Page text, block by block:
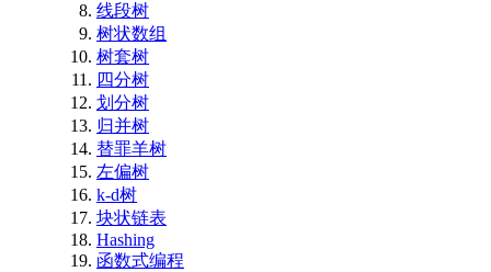
线段树
树状数组
树套树
四分树
划分树
归并树
替罪羊树
左偏树
k-d树
块状链表
Hashing
函数式编程